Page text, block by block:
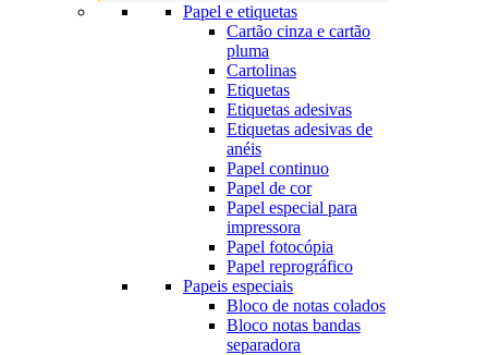
Papel e etiquetas
Cartão cinza e cartão
pluma
Cartolinas
Etiquetas
Etiquetas adesivas
Etiquetas adesivas de
anéis
Papel continuo
Papel de cor
Papel especial para
impressora
Papel fotocópia
Papel reprográfico
Papeis especiais
Bloco de notas colados
Bloco notas bandas
separadora